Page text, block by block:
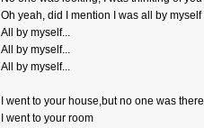
Oh yeah, did I mention I was all by myself
All by myself...
All by myself...
All by myself...
I went to your house,but no one was there
I went to your room